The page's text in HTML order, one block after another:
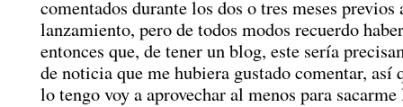
comentados durante los dos o tres meses previos
lanzamiento, pero de todos modos recuerdo
entonces que, de tener un blog, este sería
de noticia que me hubiera gustado comentar, así
lo tengo voy a aprovechar al menos para